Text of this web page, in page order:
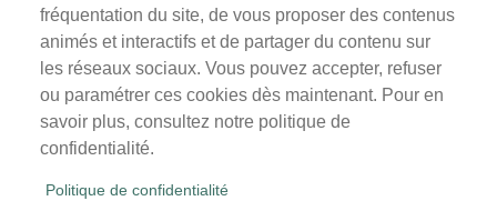
fréquentation du site, de vous proposer des contenus
animés et interactifs et de partager du contenu sur
les réseaux sociaux. Vous pouvez accepter, refuser
ou paramétrer ces cookies dès maintenant. Pour en
savoir plus, consultez notre politique de
confidentialité.
Politique de confidentialité
Mairie de Survilliers
3 rue de la Liberté
95470 Survilliers
Tél. 01 34 68 26 00